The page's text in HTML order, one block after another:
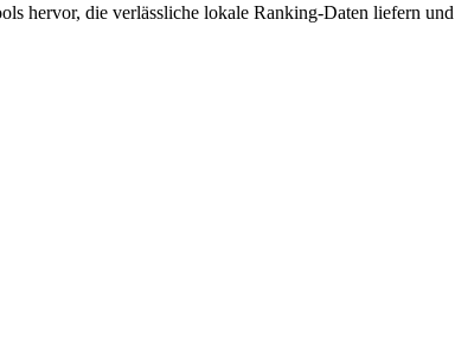
hervor, die verlässliche lokale Ranking-Daten liefern